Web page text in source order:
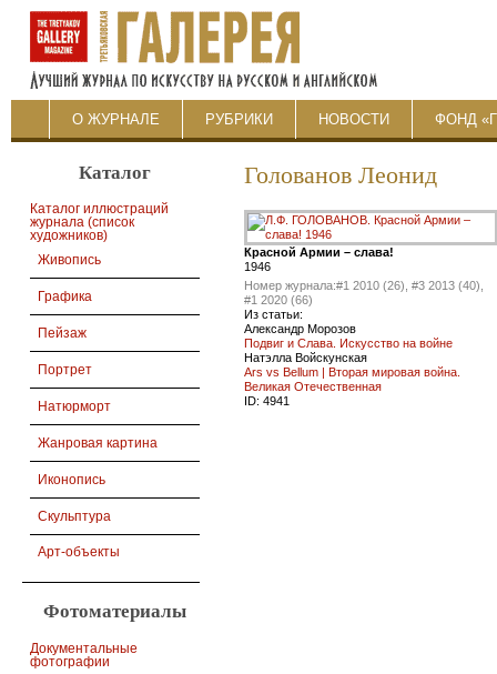
О ЖУРНАЛЕ РУБРИКИ НОВОСТИ ФОНД
Каталог
Каталог иллюстраций
журнала (список
художников)
Живопись
Графика
Пейзаж
Портрет
Натюрморт
Жанровая картина
Иконопись
Скульптура
Арт-объекты
Фотоматериалы
Документальные
фотографии
Голованов Леонид
Красной Армии – слава!
1946
Номер журнала:#1 2010 (26), #3 2013 (40),
#1 2020 (66)
Из статьи:
Александр Морозов
Подвиг и Слава. Искусство на войне
Натэлла Войскунская
Ars vs Bellum | Вторая мировая война.
Великая Отечественная
ID: 4941